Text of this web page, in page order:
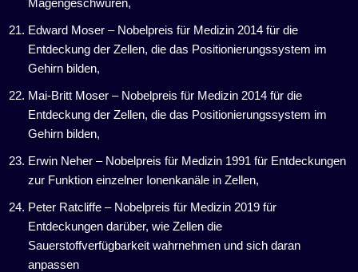
Magengeschwüren,
Edward Moser – Nobelpreis für Medizin 2014 für die
Entdeckung der Zellen, die das Positionierungssystem im
Gehirn bilden,
Mai-Britt Moser – Nobelpreis für Medizin 2014 für die
Entdeckung der Zellen, die das Positionierungssystem im
Gehirn bilden,
Erwin Neher – Nobelpreis für Medizin 1991 für Entdeckungen
zur Funktion einzelner Ionenkanäle in Zellen,
Peter Ratcliffe – Nobelpreis für Medizin 2019 für
Entdeckungen darüber, wie Zellen die
Sauerstoffverfügbarkeit wahrnehmen und sich daran
anpassen